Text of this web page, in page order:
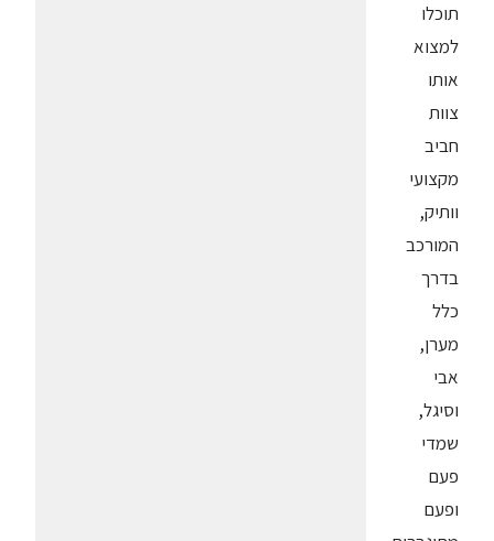
תוכלו
למצוא
אותו
צוות
חביב
מקצועי
וותיק,
המורכב
בדרך
כלל
מערן,
אבי
וסיגל,
שמדי
פעם
ופעם